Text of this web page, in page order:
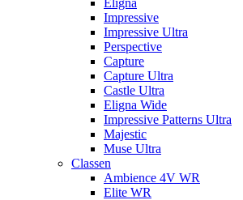
Eligna
Impressive
Impressive Ultra
Perspective
Capture
Capture Ultra
Castle Ultra
Eligna Wide
Impressive Patterns Ultra
Majestic
Muse Ultra
Classen
Ambience 4V WR
Elite WR